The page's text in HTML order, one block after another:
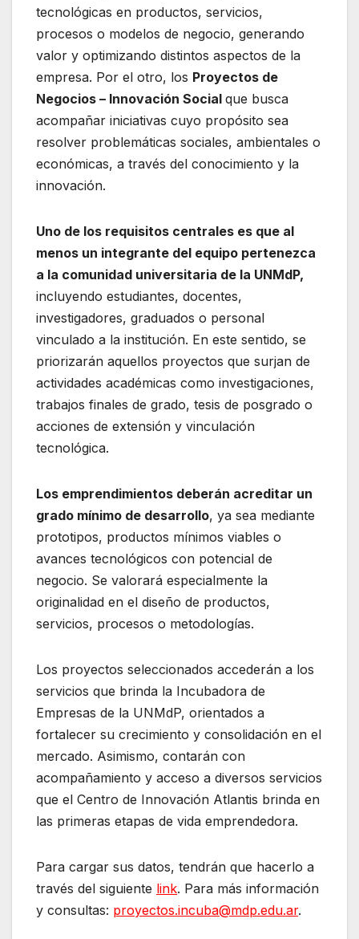
tecnológicas en productos, servicios,
procesos o modelos de negocio, generando
valor y optimizando distintos aspectos de la
empresa. Por el otro, los Proyectos de
Negocios – Innovación Social que busca
acompañar iniciativas cuyo propósito sea
resolver problemáticas sociales, ambientales o
económicas, a través del conocimiento y la
innovación.
Uno de los requisitos centrales es que al
menos un integrante del equipo pertenezca
a la comunidad universitaria de la UNMdP,
incluyendo estudiantes, docentes,
investigadores, graduados o personal
vinculado a la institución. En este sentido, se
priorizarán aquellos proyectos que surjan de
actividades académicas como investigaciones,
trabajos finales de grado, tesis de posgrado o
acciones de extensión y vinculación
tecnológica.
Los emprendimientos deberán acreditar un
grado mínimo de desarrollo, ya sea mediante
prototipos, productos mínimos viables o
avances tecnológicos con potencial de
negocio. Se valorará especialmente la
originalidad en el diseño de productos,
servicios, procesos o metodologías.
Los proyectos seleccionados accederán a los
servicios que brinda la Incubadora de
Empresas de la UNMdP, orientados a
fortalecer su crecimiento y consolidación en el
mercado. Asimismo, contarán con
acompañamiento y acceso a diversos servicios
que el Centro de Innovación Atlantis brinda en
las primeras etapas de vida emprendedora.
Para cargar sus datos, tendrán que hacerlo a
través del siguiente link. Para más información
y consultas: proyectos.incuba@mdp.edu.ar.